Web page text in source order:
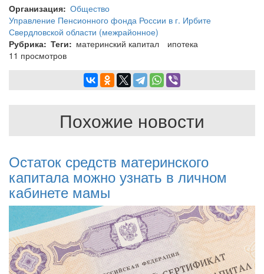
Организация
Управление Пенсионного фонда России в г. Ирбите
Свердловской области (межрайонное)
Рубрика
Общество
Теги материнский капитал
ипотека
11 просмотров
Похожие новости
Остаток средств материнского
капитала можно узнать в личном
кабинете мамы